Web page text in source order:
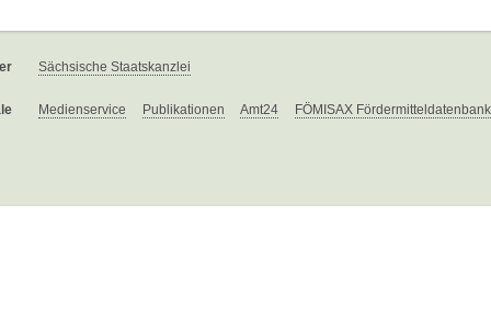
Sächsische Staatskanzlei
Medienservice Publikationen Amt24 FÖMISAX Fördermitteldatenbank